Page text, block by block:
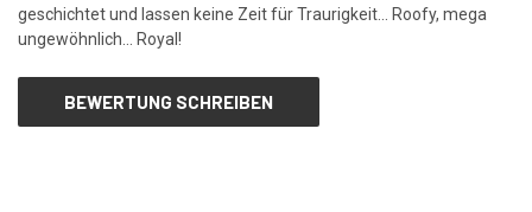
geschichtet und lassen keine Zeit für Traurigkeit... Roofy, mega
ungewöhnlich... Royal!
BEWERTUNG SCHREIBEN